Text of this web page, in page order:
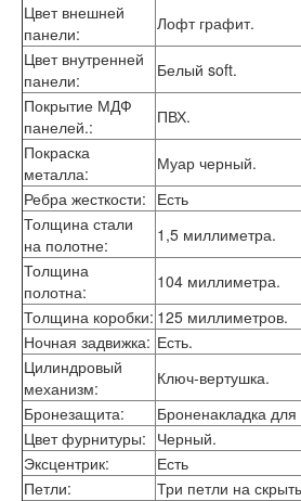
Интекрон Ронда
Интекрон Сицилия
Интекрон Спарта Белая
Интекрон Спарта Грей
Интекрон Термо
Интекрон Тетра
Интекрон Фараон
Интекрон Форте
Двери АСД
Двери Ратибор
Двери Аргус
Межкомнатные двери
Двери Альберо
Альянс
Вест
Галерея
Геометрия
Графика
Империя
Классика
Лайн
Цвет внешней
панели:
Лофт графит.
Цвет внутренней
панели:
Белый soft.
Покрытие МДФ
панелей.:
ПВХ.
Покраска
металла:
Муар черный.
Ребра жесткости: Есть
Толщина стали
на полотне:
1,5 миллиметра.
Толщина
полотна:
104 миллиметра.
Толщина коробки: 125 миллиметров.
Ночная задвижка: Есть.
Цилиндровый
механизм:
Ключ-вертушка.
Бронезащита:
Броненакладка
Цвет фурнитуры: Черный.
Эксцентрик:
Есть
Петли:
Три петли на